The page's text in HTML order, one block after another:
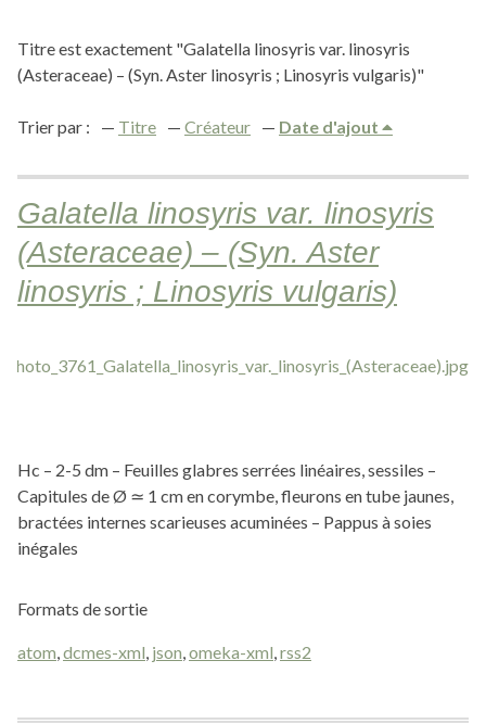
Titre est exactement "Galatella linosyris var. linosyris
(Asteraceae) – (Syn. Aster linosyris ; Linosyris vulgaris)"
Trier par : Titre Créateur Date d'ajout
Galatella linosyris var. linosyris
(Asteraceae) – (Syn. Aster
linosyris ; Linosyris vulgaris)
Hc – 2-5 dm – Feuilles glabres serrées linéaires, sessiles –
Capitules de Ø ≃ 1 cm en corymbe, fleurons en tube jaunes,
bractées internes scarieuses acuminées – Pappus à soies
inégales
Formats de sortie
atom,dcmes-xml, json,omeka-xml,rss2